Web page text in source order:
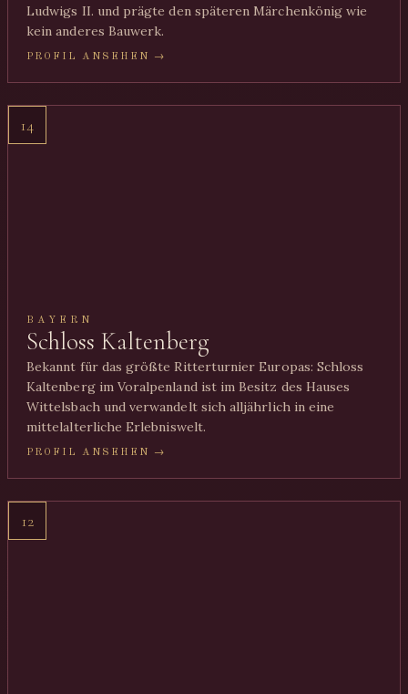
Ludwigs II. und prägte den späteren Märchenkönig wie
kein anderes Bauwerk.
PROFIL ANSEHEN →
14
BAYERN
Schloss Kaltenberg
Bekannt für das größte Ritterturnier Europas: Schloss
Kaltenberg im Voralpenland ist im Besitz des Hauses
Wittelsbach und verwandelt sich alljährlich in eine
mittelalterliche Erlebniswelt.
PROFIL ANSEHEN →
12